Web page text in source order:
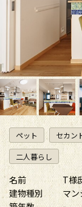
ペット セカン
二人暮らし
名前
T様
建物種別
マン